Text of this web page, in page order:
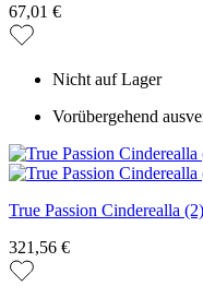
67,01 €
Nicht auf Lager
Vorübergehend
True Passion Cinderealla
321,56 €